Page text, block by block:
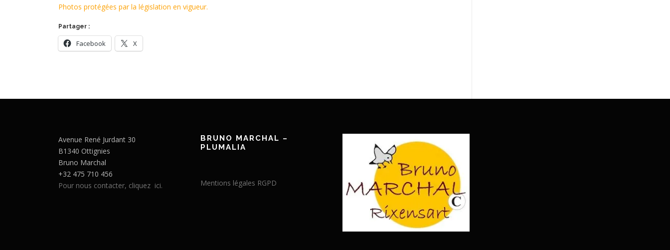
Photos protégées par la législation en vigueur.
Partager :
Facebook X
Avenue René Jurdant 30
B1340 Ottignies
Bruno Marchal
+32 475 710 456
Pour nous contacter, cliquez ici.
BRUNO MARCHAL –
PLUMALIA
Mentions légales RGPD